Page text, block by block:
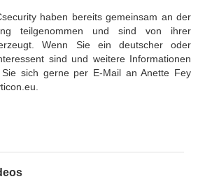
haben bereits gemeinsam an der
teilgenommen und sind von ihrer
Wenn Sie ein deutscher oder
sind und weitere Informationen
Sie sich gerne per E-Mail an Anette Fey